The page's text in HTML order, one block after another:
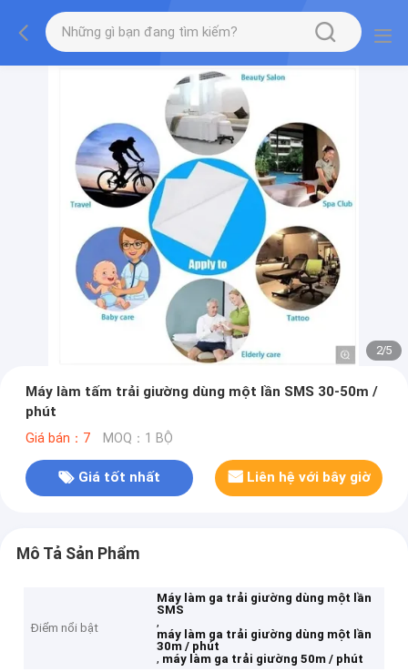
2/5
Máy làm tấm trải giường dùng một lần SMS 30-50m /
phút
Giá bán：7 MOQ：1 BỘ
Giá tốt nhất Liên hệ với bây giờ
Mô Tả Sản Phẩm
Điểm nổi bật
Máy làm ga trải giường dùng một lần
SMS
,
máy làm ga trải giường dùng một lần
30m / phút
, máy làm ga trải giường 50m / phút